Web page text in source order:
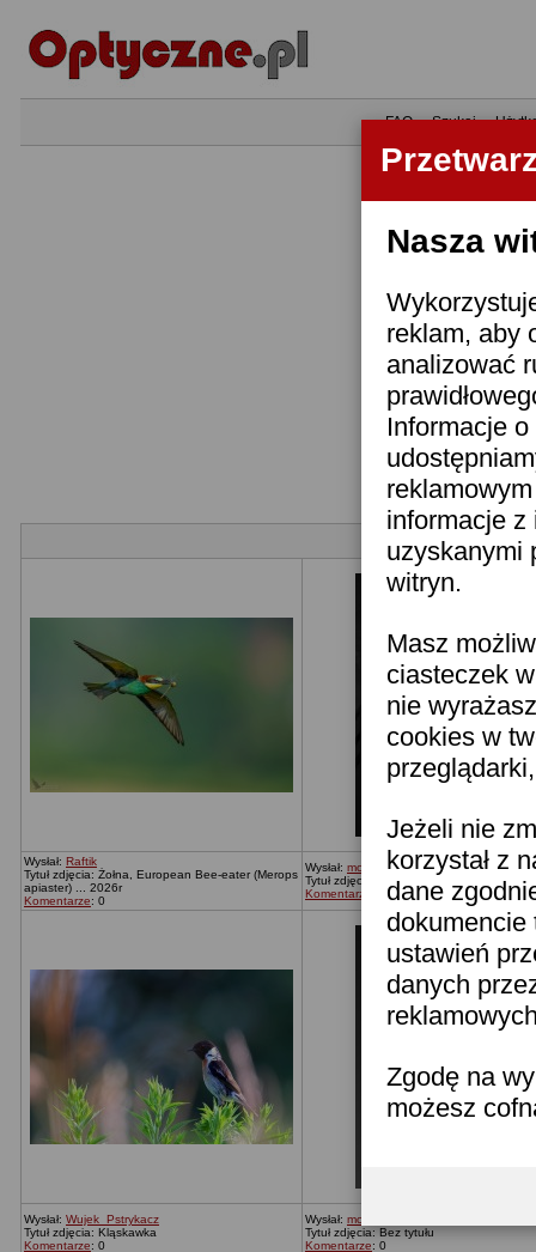
Nasza
reklam, aby
analizować
Informacje
informacje z
uzyskanymi
witryn.
Masz
ciasteczek
nie
cookies w
Jeżeli nie
korzystał z
dane
dokumencie
ustawień
danych
Zgodę na
możesz
•FAQ•Szukaj•
Wysłał: Raftik
Tytuł zdjęcia: Żołna, European Bee-eater (Merops
apiaster) ... 2026r
Komentarze: 0
Wysłał: moronica
Tytuł zdjęcia: Bez tytułu
Komentarze
Wysłał: Wujek_Pstrykacz
Tytuł zdjęcia: Kląskawka
Komentarze: 0
Wysłał: moronica
Tytuł zdjęcia: Bez tytułu
Komentarze: 0